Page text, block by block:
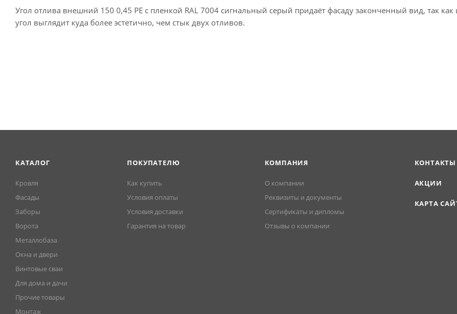
Угол отлива внешний 150 0,45 PE с пленкой RAL 7004 сигнальный серый придаёт фасаду законченный вид, так
угол выглядит куда более эстетично, чем стык двух отливов.
КАТАЛОГ
Кровля
Фасады
Заборы
Ворота
Металлобаза
Окна и двери
Винтовые сваи
Для дома и дачи
Прочие товары
Монтаж
ПОКУПАТЕЛЮ
Как купить
Условия оплаты
Условия доставки
Гарантия на товар
КОМПАНИЯ
О компании
Реквизиты и документы
Сертификаты и дипломы
Отзывы о компании
КОНТАКТЫ
АКЦИИ
КАРТА